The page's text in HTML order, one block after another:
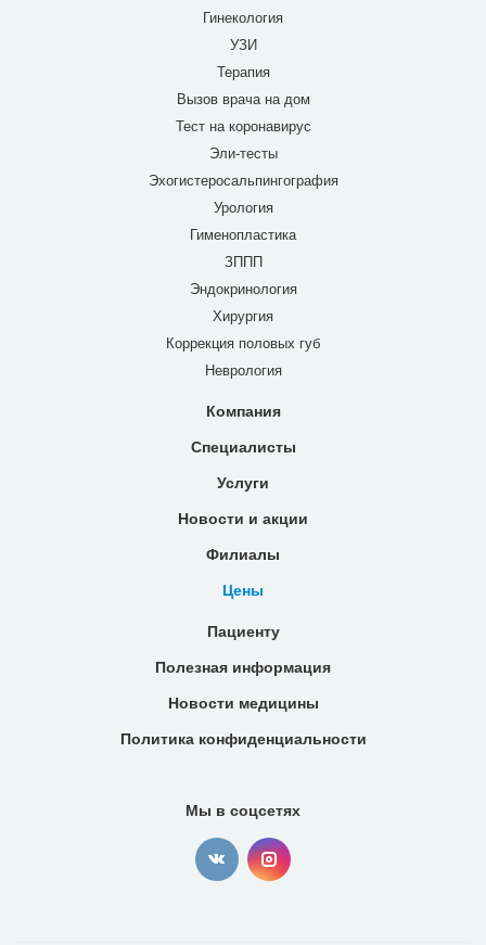
Гинекология
УЗИ
Терапия
Вызов врача на дом
Тест на коронавирус
Эли-тесты
Эхогистеросальпингография
Урология
Гименопластика
ЗППП
Эндокринология
Хирургия
Коррекция половых губ
Неврология
Компания
Специалисты
Услуги
Новости и акции
Филиалы
Цены
Пациенту
Полезная информация
Новости медицины
Политика конфиденциальности
Мы в соцсетях